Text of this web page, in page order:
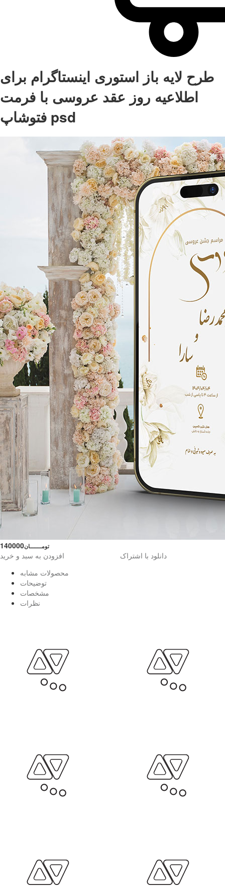
طرح لایه باز استوری اینستاگرام برای
اطلاعیه روز عقد عروسی با فرمت
فتوشاپ psd
140000تومــــــــان
افزودن به سبد و خرید
دانلود با اشتراک
محصولات مشابه
توضیحات
مشخصات
نظرات